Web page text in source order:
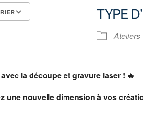
Calendrier Google
TYPE
Ateliers
la découpe et gravure laser ! 🔥
une nouvelle dimension à vos